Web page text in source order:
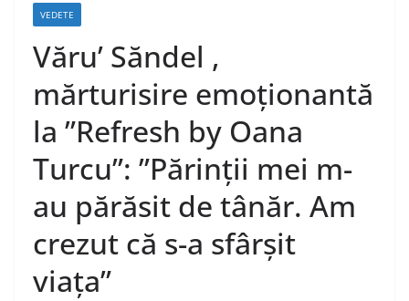
VEDETE
Văru’ Săndel ,
mărturisire emoționantă
la ”Refresh by Oana
Turcu”: ”Părinții mei m-
au părăsit de tânăr. Am
crezut că s-a sfârșit
viața”